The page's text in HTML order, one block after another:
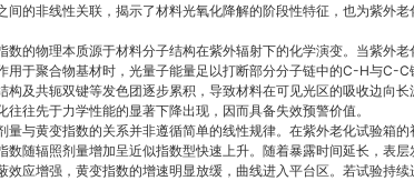
间的非线性关联，揭示了材料光氧化降解的阶段性特征，也为紫外
数的物理本质源于材料分子结构在紫外辐射下的化学演变。当紫外
用于聚合物基材时，光量子能量足以打断部分分子链中的C-H与C-C
构及共轭双键等发色团逐步累积，导致材料在可见光区的吸收边向
往往先于力学性能的显著下降出现，因而具备失效预警价值。
量与黄变指数的关系并非遵循简单的线性规律。在紫外老化试验箱
数随辐照剂量增加呈近似指数型快速上升。随着暴露时间延长，表
效应增强，黄变指数的增速明显放缓，曲线进入平台区。若试验持